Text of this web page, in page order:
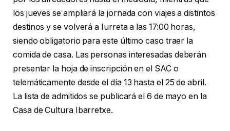
los jueves se ampliará la jornada con viajes a distintos
destinos y se volverá a Iurreta a las 17:00 horas,
siendo obligatorio para este último caso traer la
comida de casa. Las personas interesadas deberán
presentar la hoja de inscripción en el SAC o
telemáticamente desde el día 13 hasta el 25 de abril.
La lista de admitidos se publicará el 6 de mayo en la
Casa de Cultura Ibarretxe.